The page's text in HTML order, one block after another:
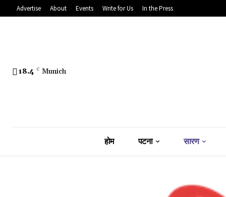
Advertise About Events Write for Us In the Press
18.4 C Munich
होम पटना सारण